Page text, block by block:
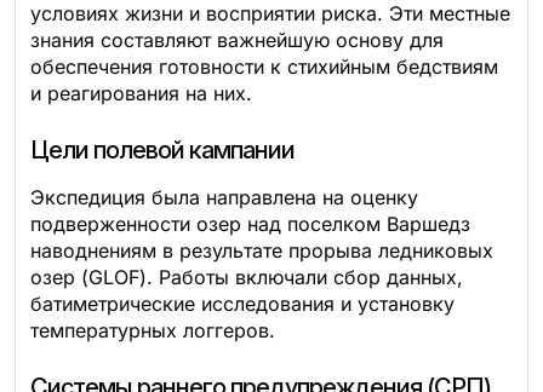
условиях жизни и восприятии риска. Эти местные
знания составляют важнейшую основу для
обеспечения готовности к стихийным бедствиям
и реагирования на них.
Цели полевой кампании
Экспедиция была направлена на оценку
подверженности озер над поселком Варшедз
наводнениям в результате прорыва ледниковых
озер (GLOF). Работы включали сбор данных,
батиметрические исследования и установку
температурных логгеров.